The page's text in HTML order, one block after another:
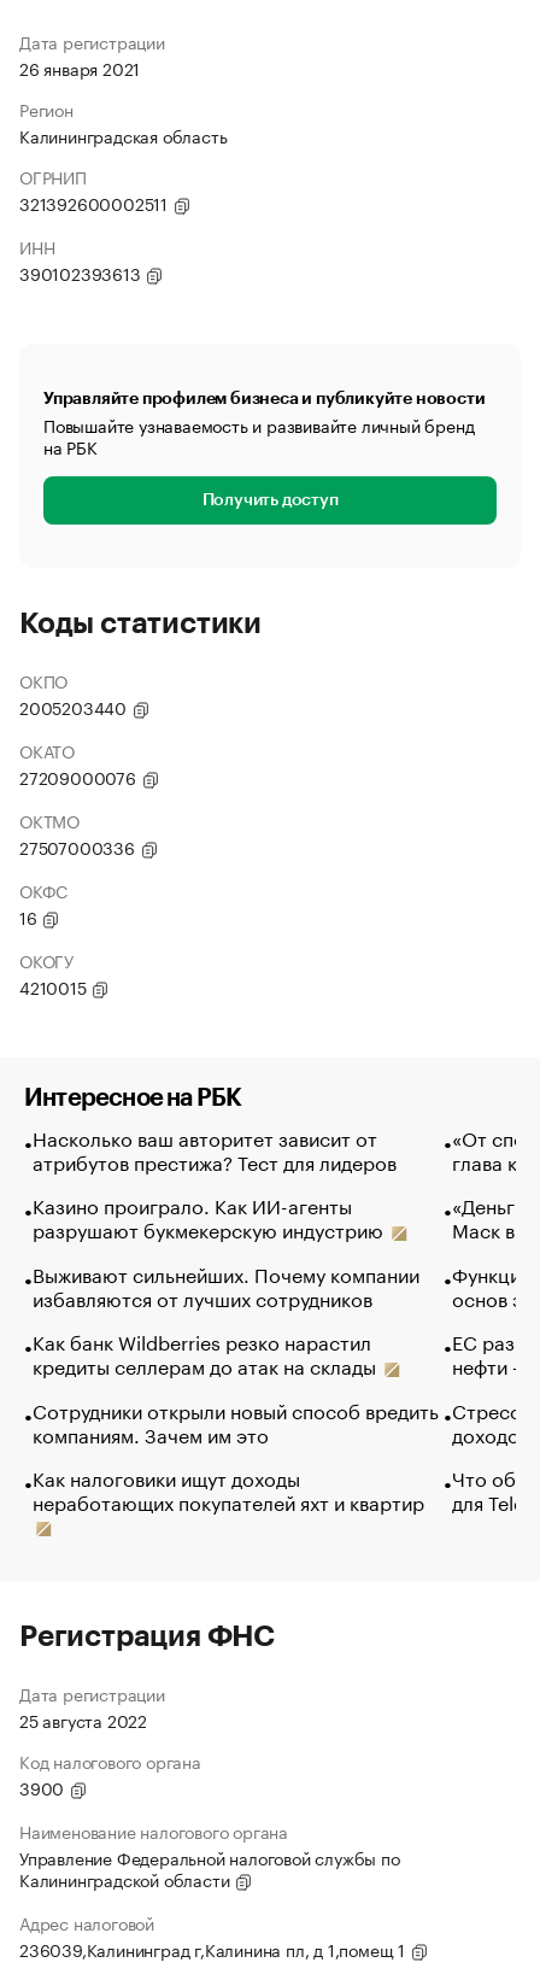
Дата регистрации
26 января 2021
Регион
Калининградская область
ОГРНИП
321392600002511
ИНН
390102393613
Управляйте профилем бизнеса и публикуйте новости
Повышайте узнаваемость и развивайте личный бренд
на РБК
Получить доступ
Коды статистики
ОКПО
2005203440
ОКАТО
27209000076
ОКТМО
27507000336
ОКФС
16
ОКОГУ
4210015
Интересное на РБК
Насколько ваш авторитет зависит от
атрибутов престижа? Тест для лидеров
Казино проиграло. Как ИИ-агенты
разрушают букмекерскую индустрию
Выживают сильнейших. Почему компании
избавляются от лучших сотрудников
Как банк Wildberries резко нарастил
кредиты селлерам до атак на склады
Сотрудники открыли новый способ вредить
компаниям. Зачем им это
Как налоговики ищут доходы
неработающих покупателей яхт и квартир
«От
глава
«Деньги
Маск в
Функции
основ
ЕС
нефти —
Стресс
доходов
Что
для
Регистрация ФНС
Дата регистрации
25 августа 2022
Код налогового органа
3900
Наименование налогового органа
Управление Федеральной налоговой службы по
Калининградской области
Адрес налоговой
236039,Калининград г,Калинина пл, д 1,помещ 1